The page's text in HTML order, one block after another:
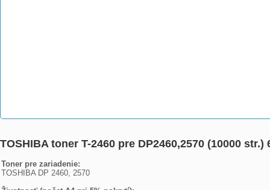
TOSHIBA toner T-2460 pre DP2460,2570 (10000 str.)
Toner pre zariadenie:
TOSHIBA DP 2460, 2570